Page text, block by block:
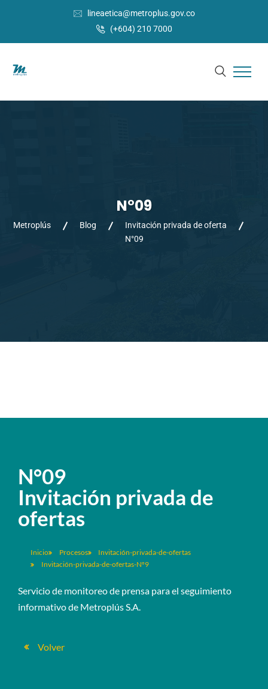
lineaetica@metroplus.gov.co
(+604) 210 7000
N°09
Metroplús Blog
Invitación privada de oferta
N°09
N°09
Invitación privada de
ofertas
Inicio Procesos
Invitación-privada-de-ofertas
Invitación-privada-de-ofertas-Nº9
Servicio de monitoreo de prensa para el seguimiento
informativo de Metroplús S.A.
Volver